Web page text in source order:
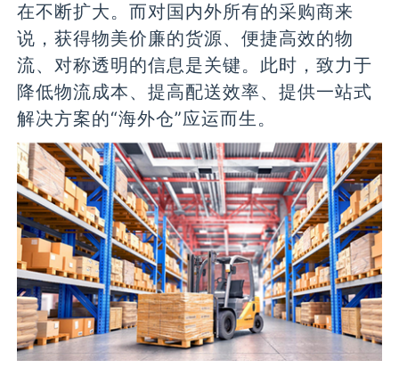
在不断扩大。而对国内外所有的采购商来
说，获得物美价廉的货源、便捷高效的物
流、对称透明的信息是关键。此时，致力于
降低物流成本、提高配送效率、提供一站式
解决方案的“海外仓”应运而生。